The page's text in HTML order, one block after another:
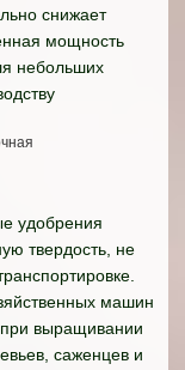
снижает
мощность
небольших
удобрения
твердость, не
машин
выращивании
саженцев и